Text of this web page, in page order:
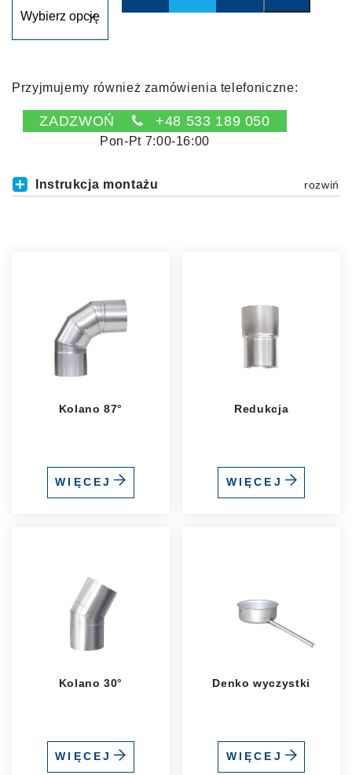
Przyjmujemy również zamówienia telefoniczne:
ZADZWOŃ +48 533 189 050
Pon-Pt 7:00-16:00
Instrukcja montażu
Kolano 87°
WIĘCEJ
Redukcja
WIĘCEJ
Kolano 30°
WIĘCEJ
Denko wyczystki
WIĘCEJ